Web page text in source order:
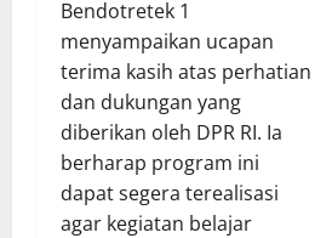
Bendotretek 1
menyampaikan ucapan
terima kasih atas perhatian
dan dukungan yang
diberikan oleh DPR RI. Ia
berharap program ini
dapat segera terealisasi
agar kegiatan belajar